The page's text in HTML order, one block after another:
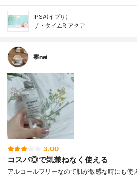
IPSA(イプサ)
ザ・タイムR アクア
寧nei
3.00
コスパ◎で気兼ねなく使える
アルコールフリーなので肌が敏感な時にも使